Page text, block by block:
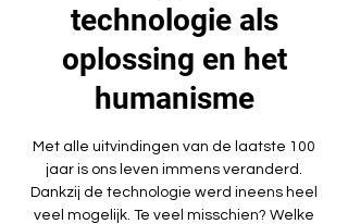
technologie als
oplossing en het
humanisme
Met alle uitvindingen van de laatste 100
jaar is ons leven immens veranderd.
Dankzij de technologie werd ineens heel
veel mogelijk. Te veel misschien? Welke